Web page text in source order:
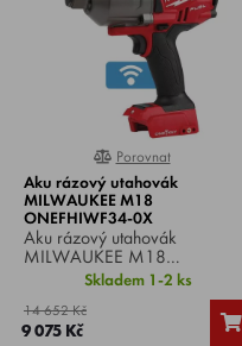
100%
Porovnat
Aku rázový utahovák
MILWAUKEE M18
ONEFHIWF34-0X
Aku rázový utahovák
MILWAUKEE M18
ONEFHIWF34-0X , Li-ion 18
V, otáčky 0-1800/min, počet
úderů 0-2400/min, max.
utahovací moment 1627 Nm,
Skladem 1-2 ks
14 652 Kč
9 075 Kč